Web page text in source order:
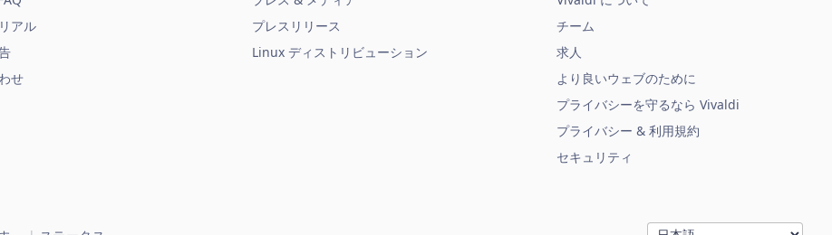
アル
せ
プレスリリース
Linux ディストリビューション
チーム
求人
より良いウェブのために
プライバシーを守るなら Vivaldi
プライバシー & 利用規約
セキュリティ